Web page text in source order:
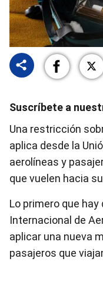
Suscríbete a
Una restricción
aplica desde la
aerolíneas y
que vuelen hacia
Lo primero que
Internacional de
aplicar una nueva
pasajeros que